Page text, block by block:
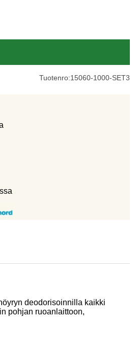
Tuotenro:15060-1000-SET3
deodorisoinnilla kaikki
pohjan ruoanlaittoon,